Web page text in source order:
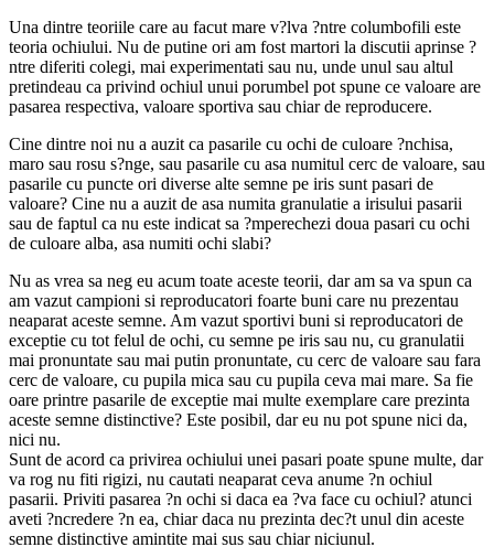
Una dintre teoriile care au facut mare v?lva ?ntre columbofili este
teoria ochiului. Nu de putine ori am fost martori la discutii aprinse ?
ntre diferiti colegi, mai experimentati sau nu, unde unul sau altul
pretindeau ca privind ochiul unui porumbel pot spune ce valoare are
pasarea respectiva, valoare sportiva sau chiar de reproducere.
Cine dintre noi nu a auzit ca pasarile cu ochi de culoare ?nchisa,
maro sau rosu s?nge, sau pasarile cu asa numitul cerc de valoare, sau
pasarile cu puncte ori diverse alte semne pe iris sunt pasari de
valoare? Cine nu a auzit de asa numita granulatie a irisului pasarii
sau de faptul ca nu este indicat sa ?mperechezi doua pasari cu ochi
de culoare alba, asa numiti ochi slabi?
Nu as vrea sa neg eu acum toate aceste teorii, dar am sa va spun ca
am vazut campioni si reproducatori foarte buni care nu prezentau
neaparat aceste semne. Am vazut sportivi buni si reproducatori de
exceptie cu tot felul de ochi, cu semne pe iris sau nu, cu granulatii
mai pronuntate sau mai putin pronuntate, cu cerc de valoare sau fara
cerc de valoare, cu pupila mica sau cu pupila ceva mai mare. Sa fie
oare printre pasarile de exceptie mai multe exemplare care prezinta
aceste semne distinctive? Este posibil, dar eu nu pot spune nici da,
nici nu.
Sunt de acord ca privirea ochiului unei pasari poate spune multe, dar
va rog nu fiti rigizi, nu cautati neaparat ceva anume ?n ochiul
pasarii. Priviti pasarea ?n ochi si daca ea ?va face cu ochiul? atunci
aveti ?ncredere ?n ea, chiar daca nu prezinta dec?t unul din aceste
semne distinctive amintite mai sus sau chiar niciunul.